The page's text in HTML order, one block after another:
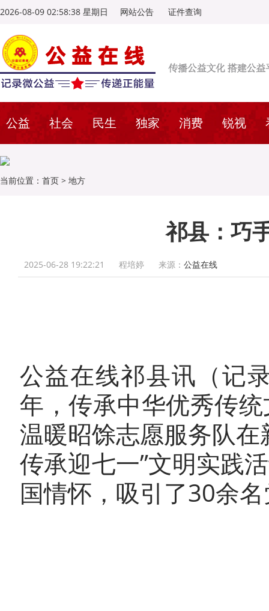
2026-08-09 02:58:39 星期日 网站公告 证件查询
公益 社会 民生 独家 消费 锐视
当前位置： 首页 > 地方
祁县：巧
2025-06-28 19:22:21 程培婷 来源： 公益在线
公益在线祁县讯（记
年，传承中华优秀传
温暖昭馀志愿服务队
传承迎七一”文明实践
国情怀，吸引了30余